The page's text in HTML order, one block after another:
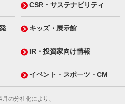
CSR・サステナビリティ
キッズ・展示館
IR・投資家向け情報
イベント・スポーツ・CM
の分社化により、